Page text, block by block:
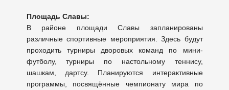
Площадь Славы:
В районе площади Славы запланированы
различные спортивные мероприятия. Здесь будут
проходить турниры дворовых команд по мини-
футболу, турниры по настольному теннису,
шашкам, дартсу. Планируются интерактивные
программы, посвящённые чемпионату мира по